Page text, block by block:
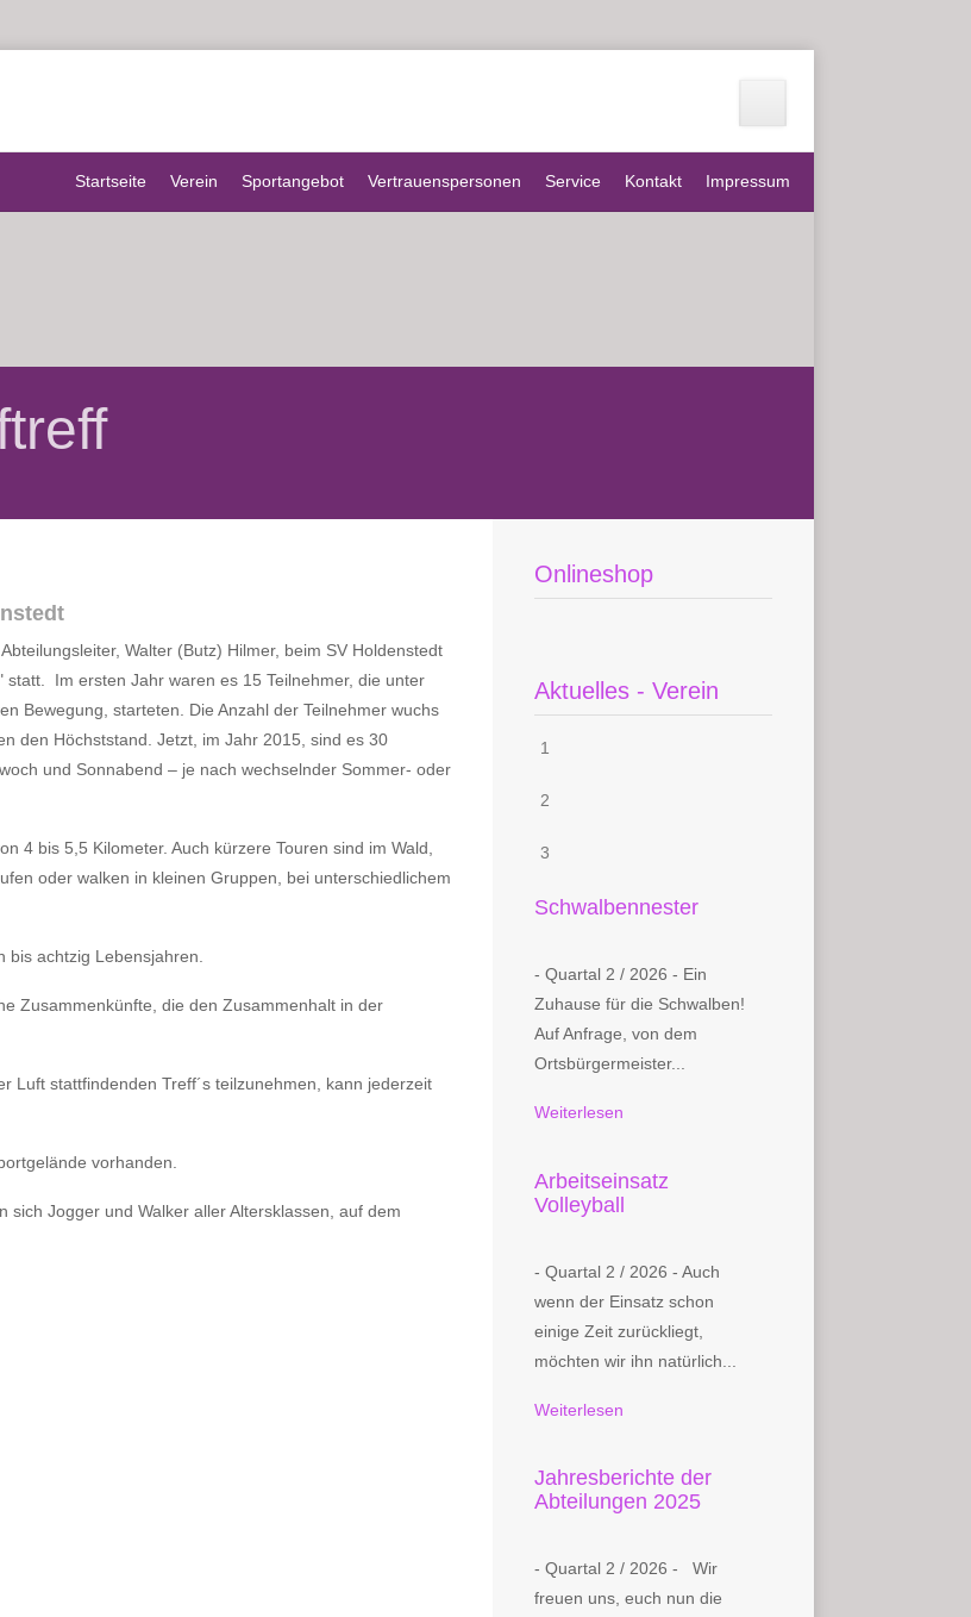
Startseite Verein Sportangebot Vertrauenspersonen Service Kontakt Impressum
Onlineshop
Aktuelles - Verein
1
2
3
Schwalbennester
- Quartal 2 / 2026 - Ein
Zuhause für die Schwalben!
Auf Anfrage, von dem
Ortsbürgermeister...
Weiterlesen
Arbeitseinsatz
Volleyball
- Quartal 2 / 2026 - Auch
wenn der Einsatz schon
einige Zeit zurückliegt,
möchten wir ihn natürlich...
Weiterlesen
Jahresberichte der
Abteilungen 2025
- Quartal 2 / 2026 - Wir
freuen uns, euch nun die
Walter (Butz) Hilmer, beim SV Holdenstedt
Im ersten Jahr waren es 15 Teilnehmer, die unter
Bewegung, starteten. Die Anzahl der Teilnehmer wuchs
den Höchststand. Jetzt, im Jahr 2015, sind es 30
und Sonnabend – je nach wechselnder Sommer- oder
4 bis 5,5 Kilometer. Auch kürzere Touren sind im Wald,
oder walken in kleinen Gruppen, bei unterschiedlichem
bis achtzig Lebensjahren.
Zusammenkünfte, die den Zusammenhalt in der
Luft stattfindenden Treff´s teilzunehmen, kann jederzeit
vorhanden.
Jogger und Walker aller Altersklassen, auf dem